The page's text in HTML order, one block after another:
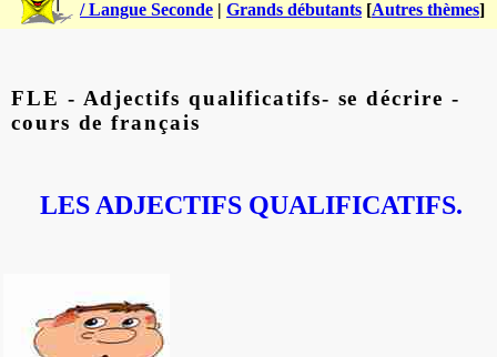
/ Langue Seconde | Grands débutants [Autres thèmes]
FLE - Adjectifs qualificatifs- se décrire -
cours de français
LES ADJECTIFS QUALIFICATIFS.